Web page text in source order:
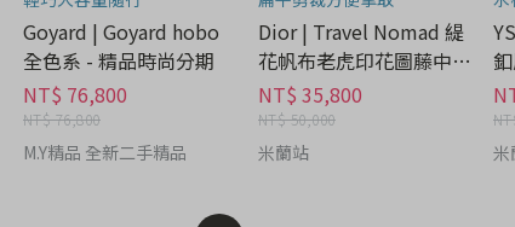
Goyard | Goyard hobo
全色系 - 精品時尚分期
NT$ 76,800
NT$ 76,800
M.Y精品 全新二手精品
Dior | Travel Nomad 緹
花帆布老虎印花圖藤中型
手拿包(藍) - 精品時尚分
期
NT$ 35,800
NT$ 50,000
米蘭站
(
米